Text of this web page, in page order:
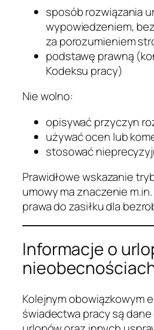
sposób rozwiązania
wypowiedzeniem,
za porozumieniem
podstawę prawną
Kodeksu pracy)
Nie wolno:
opisywać przyczyn
używać ocen lub
stosować
Prawidłowe wskazanie
umowy ma znaczenie
prawa do zasiłku dla
Informacje o
Kolejnym obowiązkowym
świadectwa pracy są